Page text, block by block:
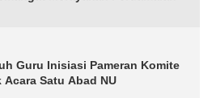
Guru Inisiasi Pameran Komite
Acara Satu Abad NU